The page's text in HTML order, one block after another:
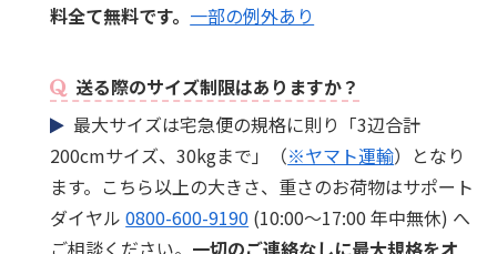
料全て無料です。 一部の例外あり
送る際のサイズ制限はありますか？
最大サイズは宅急便の規格に則り「3辺合計
200cmサイズ、30kgまで」（※ヤマト運輸）となり
ます。こちら以上の大きさ、重さのお荷物はサポート
ダイヤル0800-600-9190 (10:00～17:00 年中無休) へ
ご相談ください。 一切のご連絡なしに最大規格をオ